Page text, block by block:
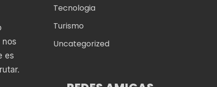
nos
es
Tecnologia
Turismo
Uncategorized